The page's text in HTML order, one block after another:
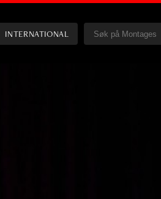
INTERNATIONAL